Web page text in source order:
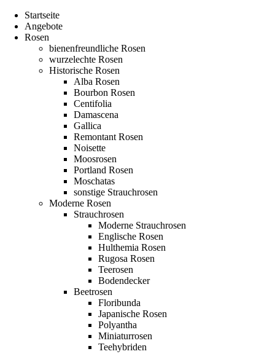
Startseite
Angebote
Rosen
bienenfreundliche Rosen
wurzelechte Rosen
Historische Rosen
Alba Rosen
Bourbon Rosen
Centifolia
Damascena
Gallica
Remontant Rosen
Noisette
Moosrosen
Portland Rosen
Moschatas
sonstige Strauchrosen
Moderne Rosen
Strauchrosen
Moderne Strauchrosen
Englische Rosen
Hulthemia Rosen
Rugosa Rosen
Teerosen
Bodendecker
Beetrosen
Floribunda
Japanische Rosen
Polyantha
Miniaturrosen
Teehybriden